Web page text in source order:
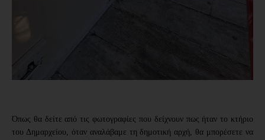
Όπως θα δείτε από τις φωτογραφίες που δείχνουν πως ήταν το κτήριο
του Δημαρχείου, όταν αναλάβαμε τη δημοτική αρχή, θα μπορέσετε να